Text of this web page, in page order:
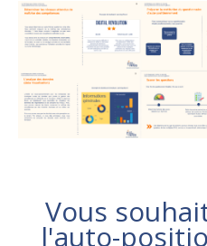
Vous
l'auto-